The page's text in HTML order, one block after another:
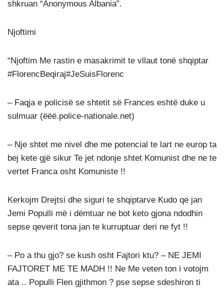
shkruan “Anonymous Albania”.
Njoftimi
“Njoftim Me rastin e masakrimit te vllaut tonë shqiptar
#FlorencBeqiraj#JeSuisFlorenc
– Faqja e policisë se shtetit së Frances eshtë duke u
sulmuar (ëëë.police-nationale.net)
– Nje shtet me nivel dhe me potencial te lart ne europ ta
bej kete gjë sikur Te jet ndonje shtet Komunist dhe ne te
vertet Franca osht Komuniste !!
Kerkojm Drejtsi dhe siguri te shqiptarve Kudo qe jan
Jemi Populli më i dëmtuar ne bot keto gjona ndodhin
sepse qeverit tona jan te kurruptuar deri ne fyt !!
– Po a thu gjo? se kush osht Fajtori ktu? – NE JEMI
FAJTORET ME TE MADH !! Ne Me veten ton i votojm
ata .. Populli Flen gjithmon ? pse sepse sdeshiron ti